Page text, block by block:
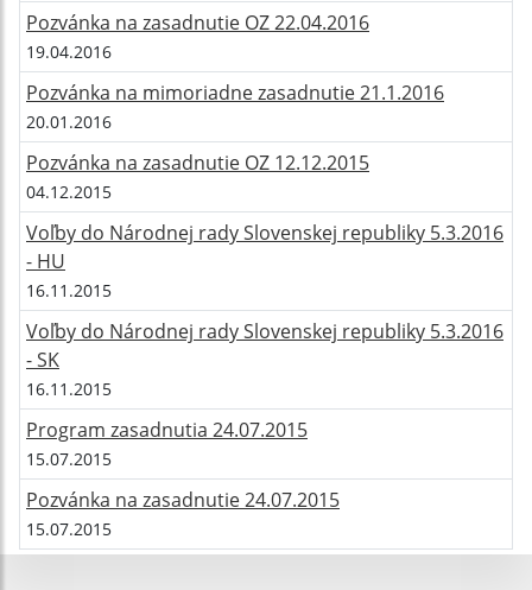
Pozvánka na zasadnutie OZ 22.04.2016
19.04.2016
Pozvánka na mimoriadne zasadnutie 21.1.2016
20.01.2016
Pozvánka na zasadnutie OZ 12.12.2015
04.12.2015
Voľby do Národnej rady Slovenskej republiky 5.3.2016
- HU
16.11.2015
Voľby do Národnej rady Slovenskej republiky 5.3.2016
- SK
16.11.2015
Program zasadnutia 24.07.2015
15.07.2015
Pozvánka na zasadnutie 24.07.2015
15.07.2015